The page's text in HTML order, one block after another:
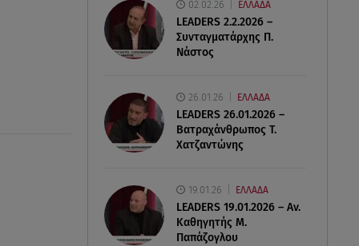
02.02.26 ΕΛΛΑΔΑ
LEADERS 2.2.2026 –
Συνταγματάρχης Π.
Νάστος
26.01.26 ΕΛΛΑΔΑ
LEADERS 26.01.2026 –
Βατραχάνθρωπος Τ.
Χατζαντώνης
19.01.26 ΕΛΛΑΔΑ
LEADERS 19.01.2026 – Αν.
Καθηγητής Μ.
Παπάζογλου